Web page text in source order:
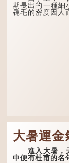
期長出的一種細
毳毛的密度因人
大暑運金
進入大暑，天
中便有杜甫的名